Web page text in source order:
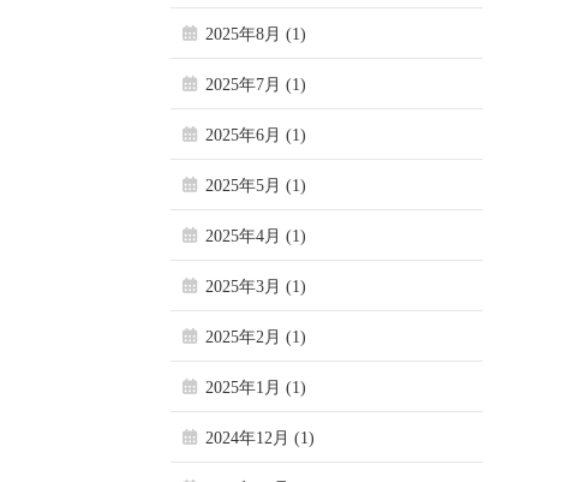
2025年8月 (1)
2025年7月 (1)
2025年6月 (1)
2025年5月 (1)
2025年4月 (1)
2025年3月 (1)
2025年2月 (1)
2025年1月 (1)
2024年12月 (1)